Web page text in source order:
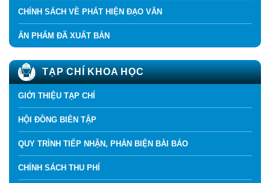
CHÍNH SÁCH VỀ PHÁT HIỆN ĐẠO VĂN
ẤN PHẨM ĐÃ XUẤT BẢN
TẠP CHÍ KHOA HỌC
GIỚI THIỆU TẠP CHÍ
HỘI ĐỒNG BIÊN TẬP
QUY TRÌNH TIẾP NHẬN, PHẢN BIỆN BÀI BÁO
CHÍNH SÁCH THU PHÍ